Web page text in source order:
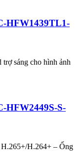
HFW1439TL1-
trợ sáng cho hình ảnh
HFW2449S-S-
H.264+ – Ống